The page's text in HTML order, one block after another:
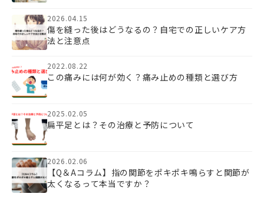
2026.04.15
傷を縫った後はどうなるの？自宅での正しいケア方
法と注意点
2022.08.22
この痛みには何が効く？痛み止めの種類と選び方
2025.02.05
扁平足とは？その治療と予防について
2026.02.06
【Q＆Aコラム】指の関節をポキポキ鳴らすと関節が
太くなるって本当ですか？